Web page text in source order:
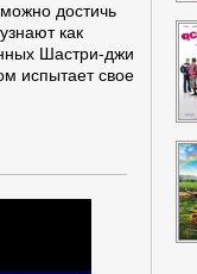
достичь
как
Шастри-джи
испытает свое